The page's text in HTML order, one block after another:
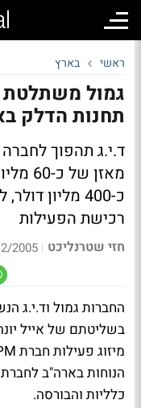
ראשי בארץ
גמול משתלטת
תחנות הדלק
ד.י.ג תהפוך
מאזן
כ-400 מליון
רכישת הפעילות
חזי שטרנליכט |
10:38
החברות גמול וד.י.ג
בשליטתם של אייל
הנוחות בארה"ב
כלליות והבורסה.